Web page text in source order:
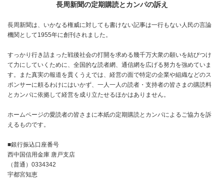
長周新聞の定期購読とカンパの訴え
長周新聞は、いかなる権威に対しても書けない記事は一行もない人民の言論
機関として1955年に創刊されました。
すっかり行き詰まった戦後社会の打開を求める幾千万大衆の願いを結びつけ
て力にしていくために、全国的な読者網、通信網を広げる努力を強めていま
す。また真実の報道を貫くうえでは、経営の面で特定の企業や組織などのス
ポンサーに頼るわけにはいかず、一人一人の読者・支持者の皆さまの購読料
とカンパに依拠して経営を成り立たせるほかはありません。
ホームページの愛読者の皆さまに本紙の定期購読とカンパによるご協力を訴
えるものです。
■銀行振込口座番号
西中国信用金庫 唐戸支店
（普通）0334342
宇都宮知恵